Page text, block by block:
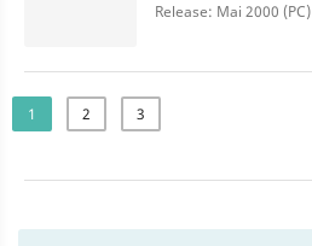
Release: Mai 2000 (PC)
1 2 3